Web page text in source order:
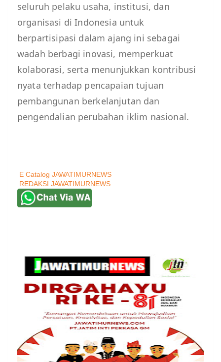
seluruh pelaku usaha, institusi, dan
organisasi di Indonesia untuk
berpartisipasi dalam ajang ini sebagai
wadah berbagi inovasi, memperkuat
kolaborasi, serta menunjukkan kontribusi
nyata terhadap pencapaian tujuan
pembangunan berkelanjutan dan
pengendalian perubahan iklim nasional.
E Catalog JAWATIMURNEWS
REDAKSI JAWATIMURNEWS